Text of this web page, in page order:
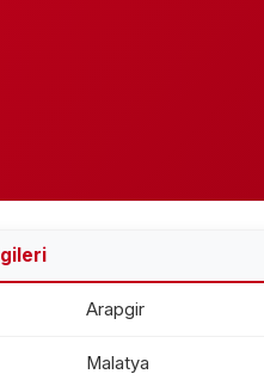
Arapgir
Malatya